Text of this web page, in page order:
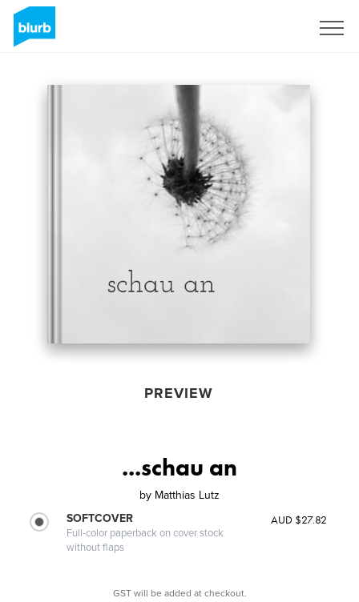
PREVIEW
...schau an
by Matthias Lutz
SOFTCOVER
Full-color paperback on cover stock
without flaps
AUD $27.82
GST will be added at checkout.